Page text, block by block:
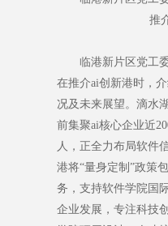
推
临港新片区党工
在推介ai创新港时，
况及未来展望。滴水
前集聚ai核心企业近
人，正全力布局软件
港将“量身定制”政策
务，支持软件学院国
企业发展，专注科技